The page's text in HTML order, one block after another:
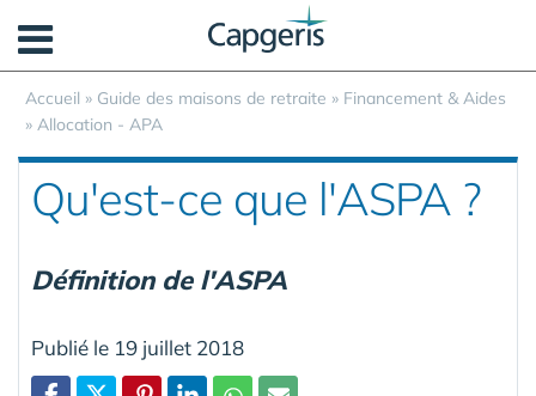
Accueil » Guide des maisons de retraite » Financement & Aides
» Allocation - APA
Qu'est-ce que l'ASPA ?
Définition de l'ASPA
Publié le 19 juillet 2018
Panneau de gestion des cookies